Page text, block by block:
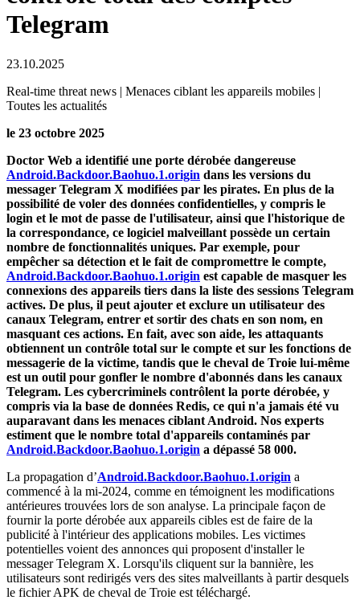
Telegram
23.10.2025
Real-time threat news | Menaces ciblant les appareils mobiles |
Toutes les actualités
le 23 octobre 2025
Doctor Web a identifié une porte dérobée dangereuse
Android.Backdoor.Baohuo.1.origin dans les versions du
messager Telegram X modifiées par les pirates. En plus de la
possibilité de voler des données confidentielles, y compris le
login et le mot de passe de l'utilisateur, ainsi que l'historique de
la correspondance, ce logiciel malveillant possède un certain
nombre de fonctionnalités uniques. Par exemple, pour
empêcher sa détection et le fait de compromettre le compte,
Android.Backdoor.Baohuo.1.origin est capable de masquer les
connexions des appareils tiers dans la liste des sessions Telegram
actives. De plus, il peut ajouter et exclure un utilisateur des
canaux Telegram, entrer et sortir des chats en son nom, en
masquant ces actions. En fait, avec son aide, les attaquants
obtiennent un contrôle total sur le compte et sur les fonctions de
messagerie de la victime, tandis que le cheval de Troie lui-même
est un outil pour gonfler le nombre d'abonnés dans les canaux
Telegram. Les cybercriminels contrôlent la porte dérobée, y
compris via la base de données Redis, ce qui n'a jamais été vu
auparavant dans les menaces ciblant Android. Nos experts
estiment que le nombre total d'appareils contaminés par
Android.Backdoor.Baohuo.1.origin a dépassé 58 000.
La propagation d’Android.Backdoor.Baohuo.1.origin a
commencé à la mi-2024, comme en témoignent les modifications
antérieures trouvées lors de son analyse. La principale façon de
fournir la porte dérobée aux appareils cibles est de faire de la
publicité à l'intérieur des applications mobiles. Les victimes
potentielles voient des annonces qui proposent d'installer le
messager Telegram X. Lorsqu'ils cliquent sur la bannière, les
utilisateurs sont redirigés vers des sites malveillants à partir desquels
le fichier APK de cheval de Troie est téléchargé.